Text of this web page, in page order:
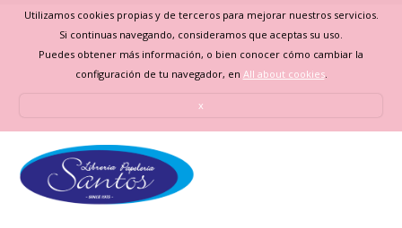
Utilizamos cookies propias y de terceros para mejorar nuestros servicios.
Si continuas navegando, consideramos que aceptas su uso.
Puedes obtener más información, o bien conocer cómo cambiar la
configuración de tu navegador, en All about cookies.
x